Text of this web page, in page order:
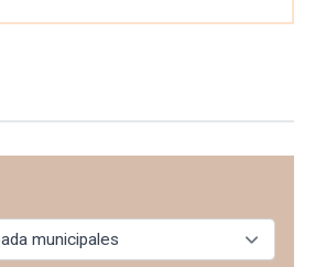
pueden acceder tiendas de
parcelas no hay puntos de
Bassetes, 111. L'Atzúbia